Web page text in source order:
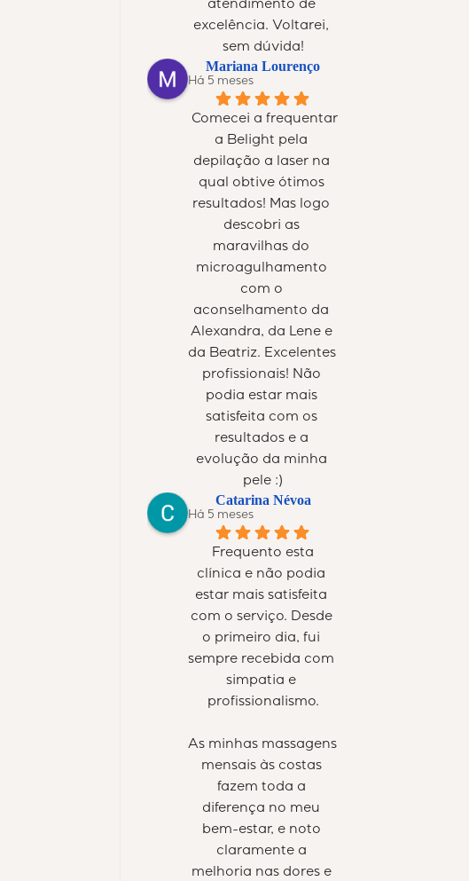
atendimento de
excelência. Voltarei,
sem dúvida!
Mariana Lourenço
Há 5 meses
Comecei a frequentar
a Belight pela
depilação a laser na
qual obtive ótimos
resultados! Mas logo
descobri as
maravilhas do
microagulhamento
com o
aconselhamento da
Alexandra, da Lene e
da Beatriz. Excelentes
profissionais! Não
podia estar mais
satisfeita com os
resultados e a
evolução da minha
pele :)
Catarina Névoa
Há 5 meses
Frequento esta
clínica e não podia
estar mais satisfeita
com o serviço. Desde
o primeiro dia, fui
sempre recebida com
simpatia e
profissionalismo.
As minhas massagens
mensais às costas
fazem toda a
diferença no meu
bem-estar, e noto
claramente a
melhoria nas dores e